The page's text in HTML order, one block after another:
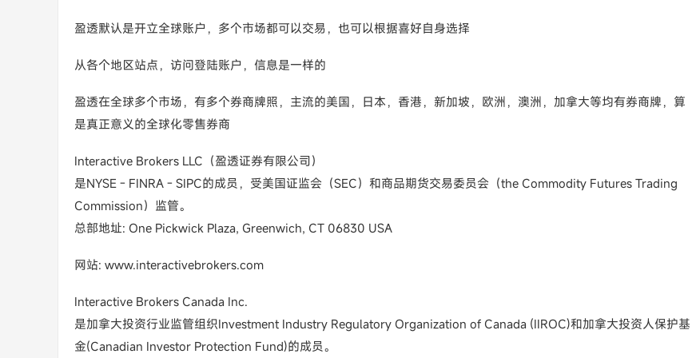
盈透默认是开立全球账户，多个市场都可以交易，也可以根据喜好自身选择
从各个地区站点，访问登陆账户，信息是一样的
盈透在全球多个市场，有多个券商牌照，主流的美国，日本，香港，新加坡，欧洲，澳洲，加拿大等均有券商牌，算
是真正意义的全球化零售券商
Interactive Brokers LLC（盈透证券有限公司）
是NYSE - FINRA - SIPC的成员，受美国证监会（SEC）和商品期货交易委员会（the Commodity Futures Trading
Commission）监管。
总部地址: One Pickwick Plaza, Greenwich, CT 06830 USA
网站: www.interactivebrokers.com
Interactive Brokers Canada Inc.
是加拿大投资行业监管组织Investment Industry Regulatory Organization of Canada (IIROC)和加拿大投资人保护基
金(Canadian Investor Protection Fund)的成员。